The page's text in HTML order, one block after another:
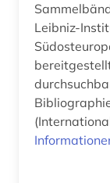
militär (1)
Leibniz-